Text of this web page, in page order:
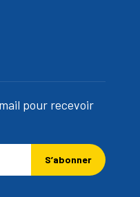
pour recevoir
S’abonner